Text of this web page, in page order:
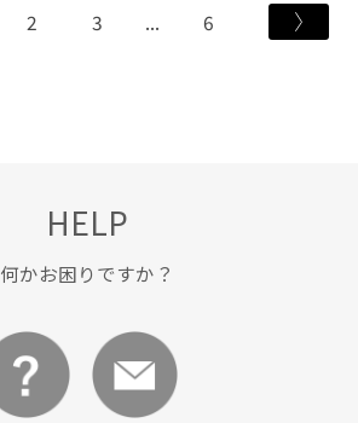
2 3 6
HELP
何かお困りですか？